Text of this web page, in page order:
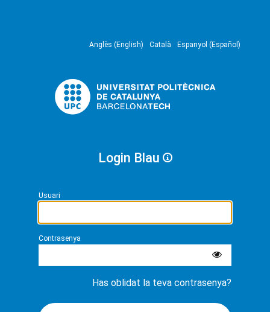
Anglès (English) Català Espanyol (Español)
Login Blau
Usuari
Contrasenya
Has oblidat la teva contrasenya?